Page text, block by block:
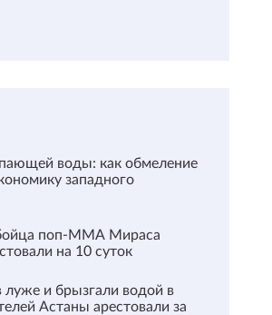
воды: как обмеление
западного
поп-ММА Мираса
на 10 суток
луже и брызгали водой в
Астаны арестовали за